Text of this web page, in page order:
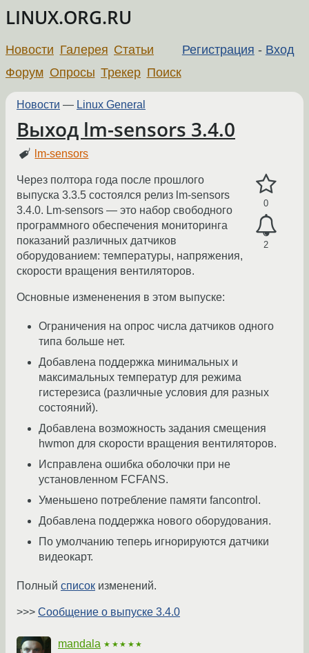
LINUX.ORG.RU
Регистрация - Вход
Новости Галерея Статьи
Форум Опросы Трекер Поиск
Новости — Linux General
Выход lm-sensors 3.4.0
lm-sensors
0
2
Через полтора года после прошлого
выпуска 3.3.5 состоялся релиз lm-sensors
3.4.0. Lm-sensors — это набор свободного
программного обеспечения мониторинга
показаний различных датчиков
оборудованием: температуры, напряжения,
скорости вращения вентиляторов.
Основные измененения в этом выпуске:
Ограничения на опрос числа датчиков одного
типа больше нет.
Добавлена поддержка минимальных и
максимальных температур для режима
гистерезиса (различные условия для разных
состояний).
Добавлена возможность задания смещения
hwmon для скорости вращения вентиляторов.
Исправлена ошибка оболочки при не
установленном FCFANS.
Уменьшено потребление памяти fancontrol.
Добавлена поддержка нового оборудования.
По умолчанию теперь игнорируются датчики
видеокарт.
Полный список изменений.
>>> Сообщение о выпуске 3.4.0
mandala ★★★★★